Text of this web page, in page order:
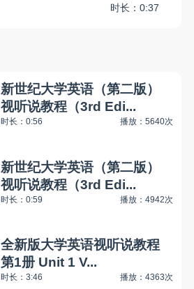
时长：0:37
新世纪大学英语（第二版）
视听说教程（3rd Edi...
时长：0:56 播放：5640次
新世纪大学英语（第二版）
视听说教程（3rd Edi...
时长：0:59 播放：4942次
全新版大学英语视听说教程
第1册 Unit 1 V...
时长：3:46 播放：4363次